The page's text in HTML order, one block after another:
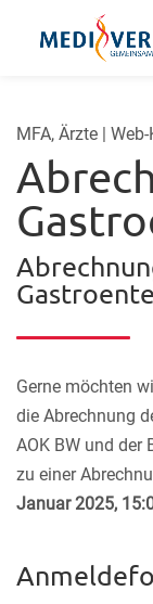
MFA, Ärzte |
Gerne möchten
die Abrechnung
AOK BW und der
zu einer
Januar 2025,